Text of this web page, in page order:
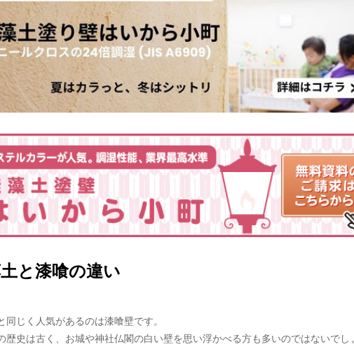
と漆喰の違い
同じく人気があるのは漆喰壁です。
歴史は古く、お城や神社仏閣の白い壁を思い浮かべる方も多いのではないでし